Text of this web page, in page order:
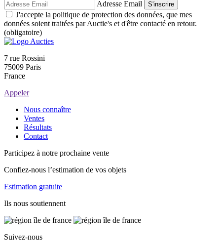
Adresse Email S'inscrire
J'accepte la politique de protection des données, que mes
données soient traitées par Auctie's et d'être contacté en retour.
(obligatoire)
7 rue Rossini
75009 Paris
France
Appeler
Nous connaître
Ventes
Résultats
Contact
Participez à notre prochaine vente
Confiez-nous l’estimation de vos objets
Estimation gratuite
Ils nous soutiennent
Suivez-nous